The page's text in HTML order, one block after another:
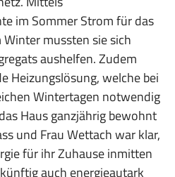
im Sommer Strom für das
mussten sie sich
aushelfen. Zudem
Heizungslösung, welche bei
Wintertagen notwendig
Haus ganzjährig bewohnt
und Frau Wettach war klar,
für ihr Zuhause inmitten
auch energieautark